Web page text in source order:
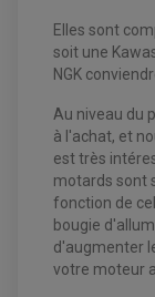
Elles sont
soit une
NGK
Au niveau du
à l'achat, et
est très
motards sont
fonction de
bougie
d'augmenter
votre moteur